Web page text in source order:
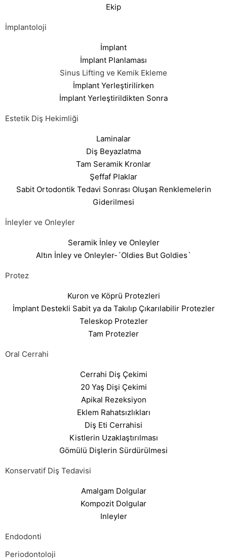
Ekip
İmplantoloji
İmplant
İmplant Planlaması
Sinus Lifting ve Kemik Ekleme
İmplant Yerleştirilirken
İmplant Yerleştirildikten Sonra
Estetik Diş Hekimliği
Laminalar
Diş Beyazlatma
Tam Seramik Kronlar
Şeffaf Plaklar
Sabit Ortodontik Tedavi Sonrası Oluşan Renklemelerin
Giderilmesi
İnleyler ve Onleyler
Seramik İnley ve Onleyler
Altın İnley ve Onleyler-´Oldies But Goldies`
Protez
Kuron ve Köprü Protezleri
İmplant Destekli Sabit ya da Takılıp Çıkarılabilir Protezler
Teleskop Protezler
Tam Protezler
Oral Cerrahi
Cerrahi Diş Çekimi
20 Yaş Dişi Çekimi
Apikal Rezeksiyon
Eklem Rahatsızlıkları
Diş Eti Cerrahisi
Kistlerin Uzaklaştırılması
Gömülü Dişlerin Sürdürülmesi
Konservatif Diş Tedavisi
Amalgam Dolgular
Kompozit Dolgular
Inleyler
Endodonti
Periodontoloji